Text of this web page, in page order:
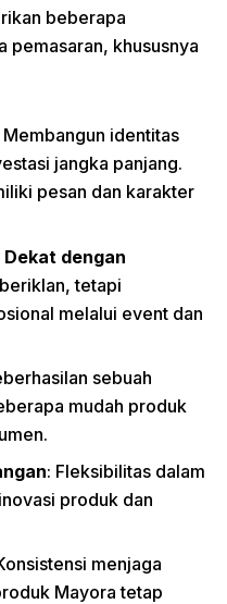
beberapa
pemasaran, khususnya
Membangun identitas
jangka panjang.
pesan dan karakter
dengan
tetapi
melalui event dan
sebuah
mudah produk
: Fleksibilitas dalam
produk dan
menjaga
Mayora tetap